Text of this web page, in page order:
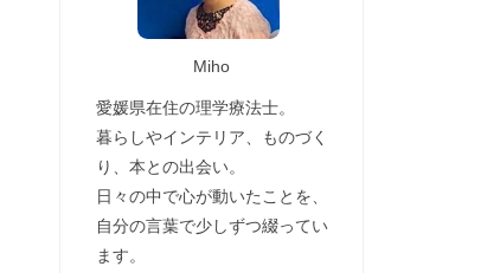
Miho
愛媛県在住の理学療法士。
暮らしやインテリア、ものづく
り、本との出会い。
日々の中で心が動いたことを、
自分の言葉で少しずつ綴ってい
ます。